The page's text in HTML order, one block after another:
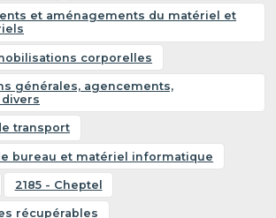
et aménagements du matériel et
corporelles
générales, agencements,
transport
bureau et matériel informatique
2185 - Cheptel
récupérables